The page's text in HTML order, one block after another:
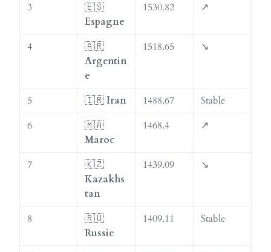
3
🇪🇸
Espagne
1530.82 ↗️
4
🇦🇷
Argentin
e
1518.65 ↘️
5 🇮🇷Iran 1488.67
Stable
6
🇲🇦
Maroc
1468.4 ↗️
7
🇰🇿
Kazakhs
tan
1439.09 ↘️
8
🇷🇺
Russie
1409.11 Stable